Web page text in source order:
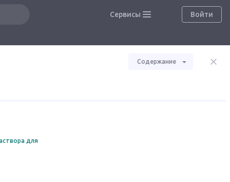
Сервисы Войти
Содержание
для